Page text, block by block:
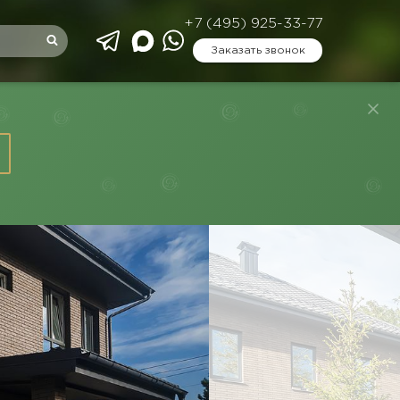
+7 (495) 925-33-77
Заказать звонок